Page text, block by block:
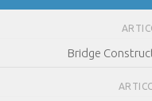
Bridge